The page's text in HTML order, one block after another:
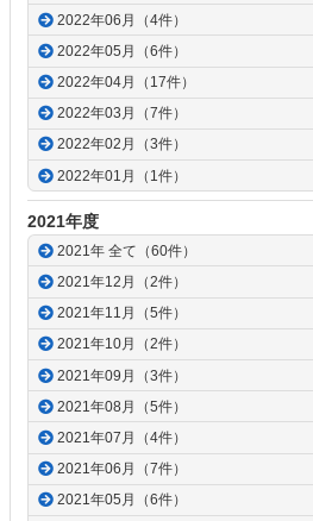
2022年06月（4件）
2022年05月（6件）
2022年04月（17件）
2022年03月（7件）
2022年02月（3件）
2022年01月（1件）
2021年度
2021年 全て（60件）
2021年12月（2件）
2021年11月（5件）
2021年10月（2件）
2021年09月（3件）
2021年08月（5件）
2021年07月（4件）
2021年06月（7件）
2021年05月（6件）